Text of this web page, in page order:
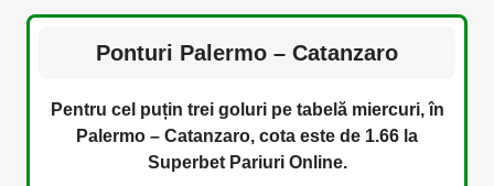
Ponturi Palermo – Catanzaro
Pentru cel puțin trei goluri pe tabelă miercuri, în
Palermo – Catanzaro, cota este de 1.66 la
Superbet Pariuri Online.